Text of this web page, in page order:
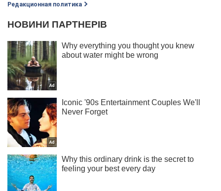
Редакционная политика